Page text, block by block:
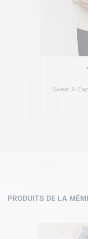
Sweat À
PRODUITS DE LA